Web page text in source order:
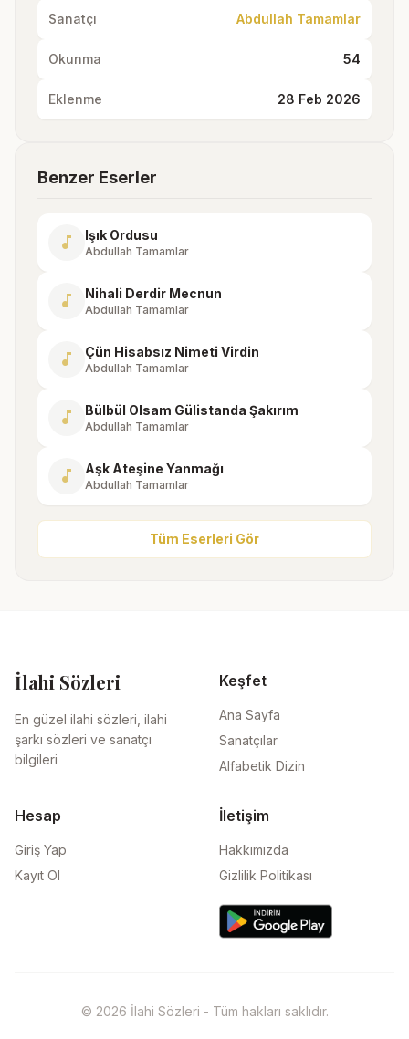
Sanatçı Abdullah Tamamlar
Okunma 54
Eklenme 28 Feb 2026
Benzer Eserler
music_note Işık Ordusu
Abdullah Tamamlar
music_note Nihali Derdir Mecnun
Abdullah Tamamlar
music_note Çün Hisabsız Nimeti Virdin
Abdullah Tamamlar
music_note Bülbül Olsam Gülistanda Şakırım
Abdullah Tamamlar
music_note Aşk Ateşine Yanmağı
Abdullah Tamamlar
Tüm Eserleri Gör
İlahi Sözleri
En güzel ilahi sözleri, ilahi
şarkı sözleri ve sanatçı
bilgileri
Keşfet
Ana Sayfa
Sanatçılar
Alfabetik Dizin
Hesap
Giriş Yap
Kayıt Ol
İletişim
Hakkımızda
Gizlilik Politikası
© 2026 İlahi Sözleri - Tüm hakları saklıdır.